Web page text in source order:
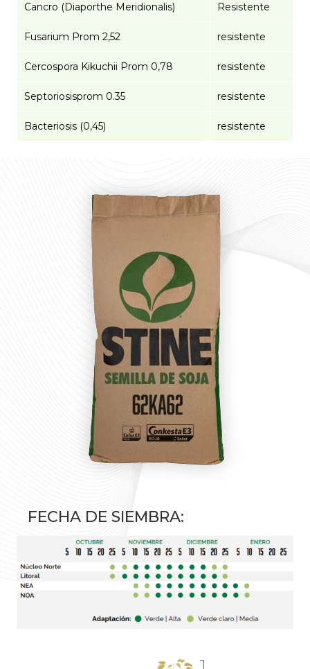
Cancro (Diaporthe Meridionalis) Resistente
Fusarium Prom 2,52 resistente
Cercospora Kikuchii Prom 0,78 resistente
Septoriosisprom 0.35 resistente
Bacteriosis (0,45) resistente
FECHA DE SIEMBRA: